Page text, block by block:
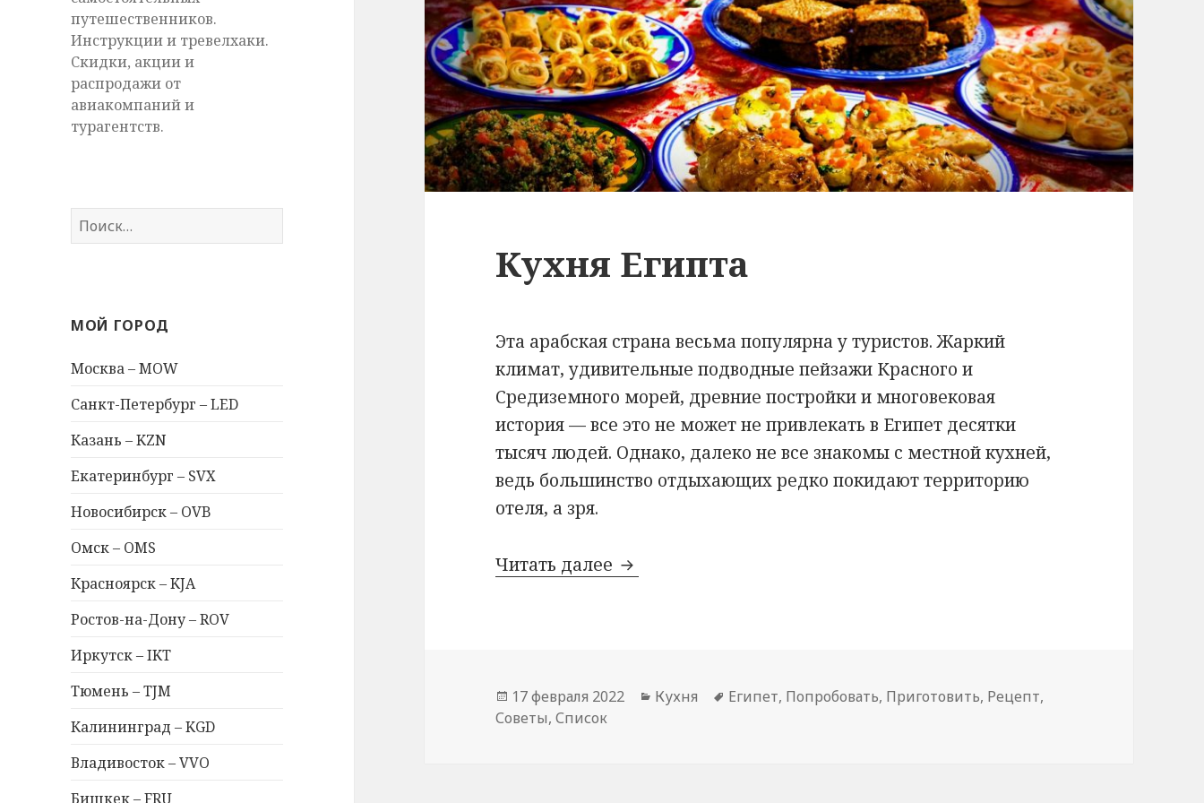
путешественников.
Инструкции и тревелхаки.
Скидки, акции и
распродажи от
авиакомпаний и
турагентств.
Найти:
МОЙ ГОРОД
Москва – MOW
Санкт-Петербург – LED
Казань – KZN
Екатеринбург – SVX
Новосибирск – OVB
Омск – OMS
Красноярск – KJA
Ростов-на-Дону – ROV
Иркутск – IKT
Тюмень – TJM
Калининград – KGD
Владивосток – VVO
Бишкек – FRU
Кухня Египта
Эта арабская страна весьма популярна у туристов. Жаркий
климат, удивительные подводные пейзажи Красного и
Средиземного морей, древние постройки и многовековая
история — все это не может не привлекать в Египет десятки
тысяч людей. Однако, далеко не все знакомы с местной кухней,
ведь большинство отдыхающих редко покидают территорию
отеля, а зря.
Читать далее Кухня Египта
Опубликовано
17 февраля 2022 Рубрики
Кухня Метки
Египет, Попробовать, Приготовить, Рецепт,
Советы,Список